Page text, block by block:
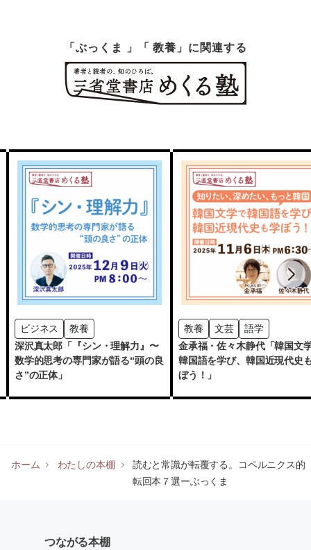
「ぶっくま 」「 教養」に関連する
ビジネス
教養
深沢真太郎「『シン・理解力』〜
数学的思考の専門家が語る“頭の良
さ”の正体」
教養 文芸
語学
金承福・佐々木静代「韓国文
韓国語を学び、韓国近現代史
ぼう！」
ホーム わたしの本棚
読むと常識が転覆する。コペルニクス的
転回本７選ーぶっくま
つながる本棚